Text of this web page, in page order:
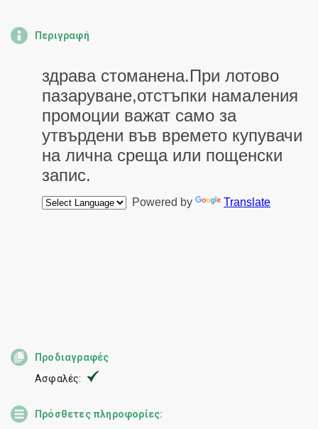
Περιγραφή
Προδιαγραφές
Ασφαλές:
Πρόσθετες πληροφορίες: